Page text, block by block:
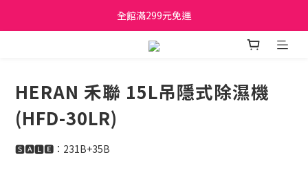
日立家電、國際牌 原廠管制價格 私訊優惠價
全館滿299元免運
日立家電、國際牌 原廠管制價格 私訊優惠價
HERAN 禾聯 15L吊隱式除濕機
(HFD-30LR)
🆂🅰🅻🅴：231B+35B